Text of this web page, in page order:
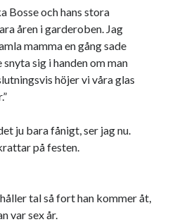
Bosse och hans stora
åren i garderoben. Jag
mamma en gång sade
sig i handen om man
höjer vi våra glas
ju bara fånigt, ser jag nu.
på festen.
tal så fort han kommer åt,
var sex år.